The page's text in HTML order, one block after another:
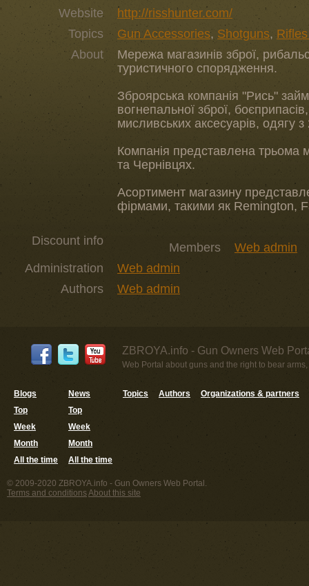
Website
http://risshunter.com/
Topics
Gun Accessories, Shotguns,
About
Мережа магазинів зброї,
туристичного спорядження.
Зброярська компанія "Рись"
вогнепальної зброї,
мисливських аксесуарів, одягу з
Компанія представлена трьома
та Чернівцях.
Асортимент магазину
фірмами, такими як Remington,
Discount info Members
Web admin
Administration
Web admin
Authors
Web admin
ZBROYA.info - Gun Owners Web
Web Portal about guns and the right to bear
Blogs
Top
Week
Month
All the time
News
Top
Week
Month
All the time
Topics Authors Organizations & partners
© 2009-2020 ZBROYA.info - Gun Owners Web Portal.
Terms and conditionsAbout this site